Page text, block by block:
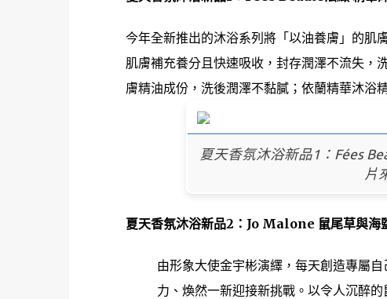
今年全新推出的沐浴系列將「以油養膚」的肌
肌膚補充養分且快速吸收，封存潤澤不流失，
膚精油成份，洗後潤澤不黏膩；依蘭精華沐浴
夏天香氛沐浴新品1：Fées
片
夏天香氛沐浴新品2：Jo Malone 鼠尾草與
由形象大使金宇彬演繹，每天創造專屬
力、煥然一新迎接新挑戰。以令人沉醉